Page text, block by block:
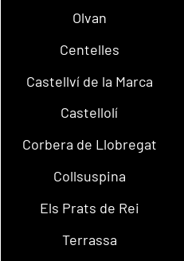
Olvan
Centelles
Castellví de la Marca
Castellolí
Corbera de Llobregat
Collsuspina
Els Prats de Rei
Terrassa